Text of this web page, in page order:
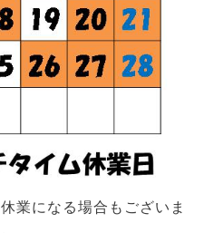
業になる場合もございま